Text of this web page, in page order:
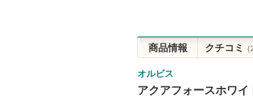
商品情報 クチコミ
オルビス
アクアフォースホワイ